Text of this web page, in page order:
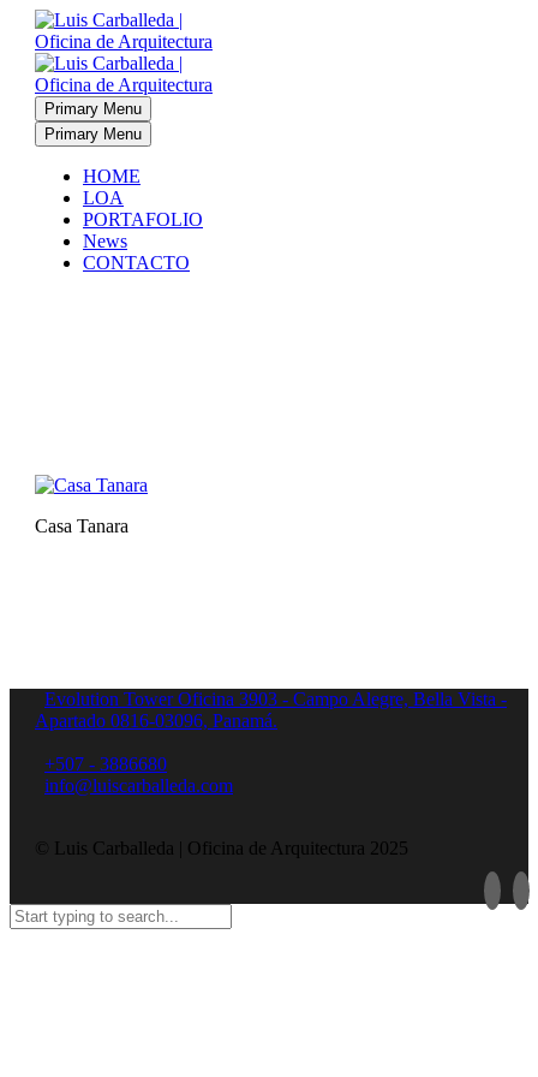
Primary Menu
Primary Menu
HOME
LOA
PORTAFOLIO
News
CONTACTO
Casa Tanara
Evolution Tower Oficina 3903 - Campo Alegre, Bella Vista -
Apartado 0816-03096, Panamá.
+507 - 3886680
info@luiscarballeda.com
© Luis Carballeda | Oficina de Arquitectura 2025